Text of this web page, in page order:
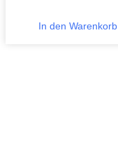
In den Warenkorb